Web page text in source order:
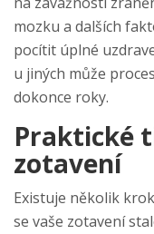
mozku a dalších
pocítit úplné
u jiných může
dokonce roky.
Praktické
zotavení
Existuje několik
se vaše zotavení